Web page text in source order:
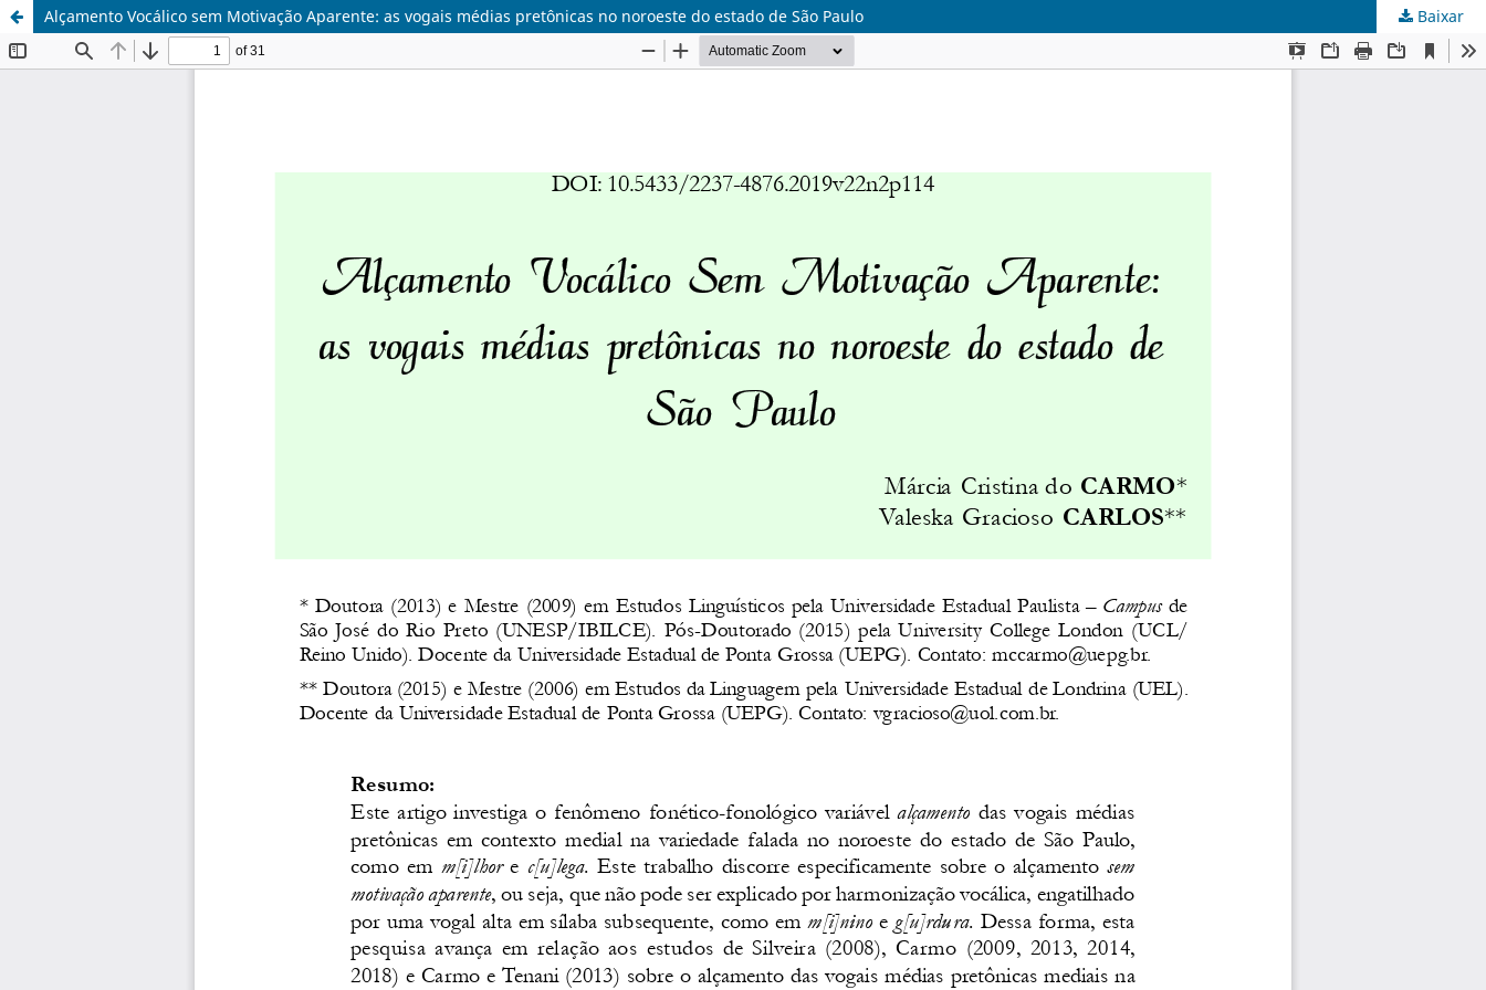
Alçamento Vocálico sem Motivação Aparente: as vogais médias pretônicas no noroeste do estado de São Paulo Baixar